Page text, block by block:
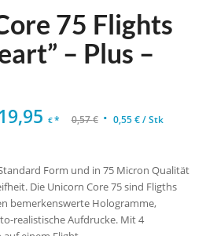
75 Flights
– Plus –
19,95 €* 0,57€ 0,55€/Stk
Form und in 75 Micron Qualität
Die Unicorn Core 75 sind Fligths
bemerkenswerte Hologramme,
realistische Aufdrucke. Mit 4